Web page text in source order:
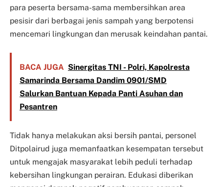
para peserta bersama-sama membersihkan area
pesisir dari berbagai jenis sampah yang berpotensi
mencemari lingkungan dan merusak keindahan pantai.
BACA JUGA Sinergitas TNI - Polri, Kapolresta
Samarinda Bersama Dandim 0901/SMD
Salurkan Bantuan Kepada Panti Asuhan dan
Pesantren
Tidak hanya melakukan aksi bersih pantai, personel
Ditpolairud juga memanfaatkan kesempatan tersebut
untuk mengajak masyarakat lebih peduli terhadap
kebersihan lingkungan perairan. Edukasi diberikan